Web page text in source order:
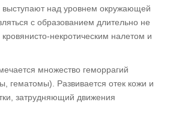
выступают над уровнем окружающей
с образованием длительно не
некротическим налетом и
множество геморрагий
гематомы). Развивается отек кожи и
затрудняющий движения